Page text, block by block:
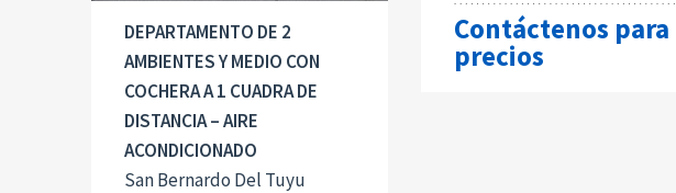
DEPARTAMENTO DE 2
AMBIENTES Y MEDIO CON
COCHERA A 1 CUADRA DE
DISTANCIA – AIRE
ACONDICIONADO
San Bernardo Del Tuyu
Contáctenos para
precios